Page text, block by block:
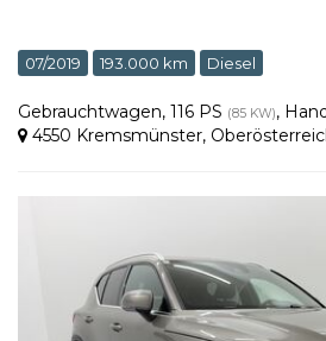
07/2019 193.000 km Diesel
Gebrauchtwagen, 116 PS (85 KW),
4550 Kremsmünster,